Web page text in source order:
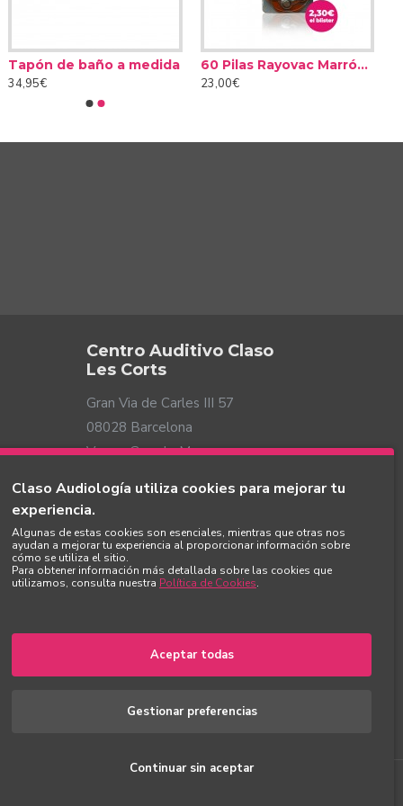
son iguales. Existen ruidos más o menos continuos
el entorno sonoro que te rodea para eliminar
y así actuando de manera distinta dependiendo
Auracast que te permite disfrutar de la máxima
como auriculares inalámbricos para llamadas,
que ofrezcan Bluetooth 5.3. Además, esta nueva
lo incorpore, como ordenadores, televisores... Por
como, por ejemplo, teatros, cines, la megafonía
Tapón de baño a medida
34,95€
60 Pilas Rayovac Marrón tipo 312 (10 packs)
23,00€
Centro Auditivo Claso
Les Corts
Gran Via de Carles III 57
08028 Barcelona
Ver en Google Maps
Claso Audiología utiliza cookies para mejorar tu
experiencia.
Algunas de estas cookies son esenciales, mientras que otras nos
ayudan a mejorar tu experiencia al proporcionar información sobre
cómo se utiliza el sitio.
Para obtener información más detallada sobre las cookies que
utilizamos, consulta nuestra Política de Cookies.
Aceptar todas
Gestionar preferencias
Continuar sin aceptar